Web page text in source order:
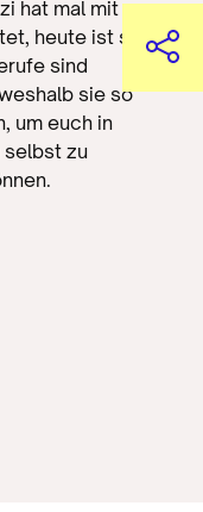
hat mal mit
heute ist sie
sind
sie so
um euch in
selbst zu